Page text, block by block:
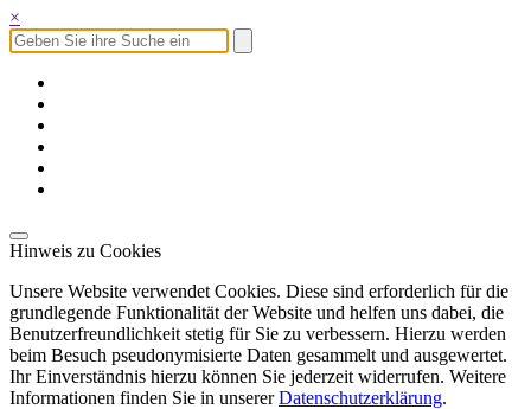
×
Hinweis zu Cookies
Unsere Website verwendet Cookies. Diese sind erforderlich für die
grundlegende Funktionalität der Website und helfen uns dabei, die
Benutzerfreundlichkeit stetig für Sie zu verbessern. Hierzu werden
beim Besuch pseudonymisierte Daten gesammelt und ausgewertet.
Ihr Einverständnis hierzu können Sie jederzeit widerrufen. Weitere
Informationen finden Sie in unsererDatenschutzerklärung.